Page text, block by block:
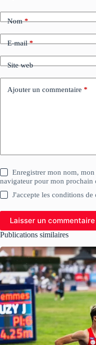
Nom*
E-mail*
Site web
Ajouter un commentaire *
Enregistrer mon nom,
navigateur pour mon prochain
J'accepte les conditions
Laisser un commentaire
Publications similaires